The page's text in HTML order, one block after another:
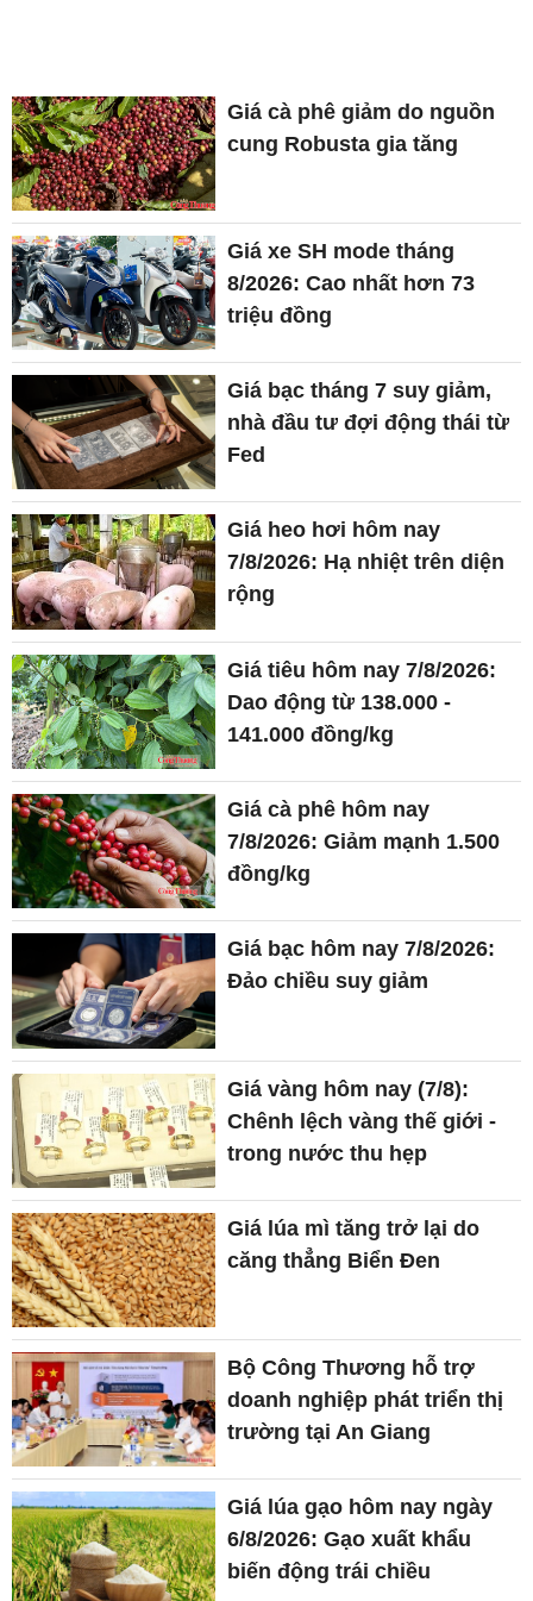
Giá cà phê giảm do nguồn
cung Robusta gia tăng
Giá xe SH mode tháng
8/2026: Cao nhất hơn 73
triệu đồng
Giá bạc tháng 7 suy giảm,
nhà đầu tư đợi động thái từ
Fed
Giá heo hơi hôm nay
7/8/2026: Hạ nhiệt trên diện
rộng
Giá tiêu hôm nay 7/8/2026:
Dao động từ 138.000 -
141.000 đồng/kg
Giá cà phê hôm nay
7/8/2026: Giảm mạnh 1.500
đồng/kg
Giá bạc hôm nay 7/8/2026:
Đảo chiều suy giảm
Giá vàng hôm nay (7/8):
Chênh lệch vàng thế giới -
trong nước thu hẹp
Giá lúa mì tăng trở lại do
căng thẳng Biển Đen
Bộ Công Thương hỗ trợ
doanh nghiệp phát triển thị
trường tại An Giang
Giá lúa gạo hôm nay ngày
6/8/2026: Gạo xuất khẩu
biến động trái chiều